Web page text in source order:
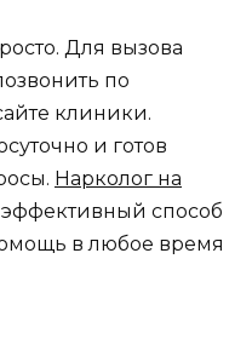
Для вызова
по
клиники.
и готов
Нарколог на
способ
в любое время